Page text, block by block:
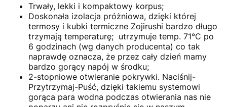
Trwały, lekki i kompaktowy korpus;
Doskonała izolacja próżniowa, dzięki której
termosy i kubki termiczne Zojirushi bardzo długo
trzymają temperaturę; utrzymuje temp. 71°C po
6 godzinach (wg danych producenta) co tak
naprawdę oznacza, że przez cały dzień mamy
bardzo gorący napój w środku;
2-stopniowe otwieranie pokrywki. Naciśnij-
Przytrzymaj-Puść, dzięki takiemu systemowi
gorąca para wodna podczas otwierania nas nie